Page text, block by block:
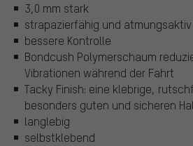
3,0 mm stark
strapazierfähig und atmungsaktiv
bessere Kontrolle
Bondcush Polymerschaum
Vibrationen während der Fahrt
Tacky Finish: eine klebrige,
besonders guten und sicheren
langlebig
selbstklebend